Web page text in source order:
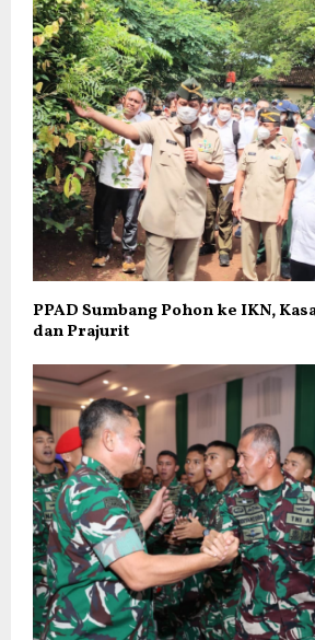
PPAD Sumbang Pohon ke IKN,
dan Prajurit